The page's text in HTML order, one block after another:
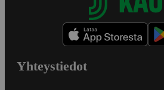
Yhteystiedot